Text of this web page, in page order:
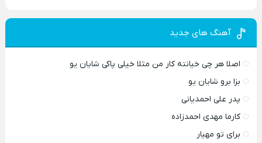
آهنگ های جدید
اصلا هر چی خیانته کار من مثلا خیلی پاکی شایان یو
بزا برو شایان یو
پدر علی احمدیانی
کارما مهدی احمدزاده
برای تو مهیار